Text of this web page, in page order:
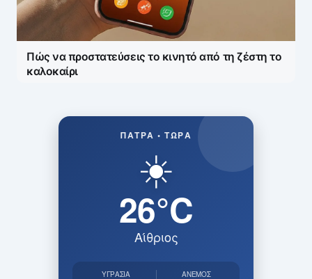
Πώς να προστατεύσεις το κινητό από τη ζέστη το
καλοκαίρι
ΠΆΤΡΑ • ΤΏΡΑ
☀️
26°C
Αίθριος
ΥΓΡΑΣΊΑ ΆΝΕΜΟΣ